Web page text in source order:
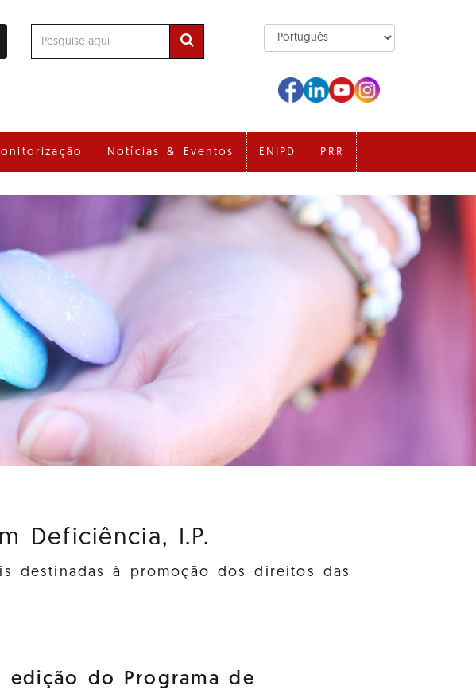
Notícias & Eventos ENIPD PRR
Deficiência, I.P.
destinadas à promoção dos direitos das
edição do Programa de